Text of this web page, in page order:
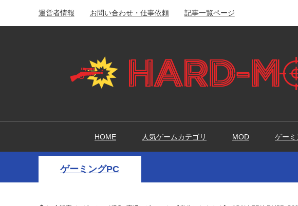
運営者情報 お問い合わせ・仕事依頼 記事一覧ページ
HOME 人気ゲームカテゴリ MOD ゲー
ゲーミングPC